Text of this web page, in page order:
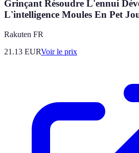
Grinçant Résoudre L'ennui
L'intelligence Moules En Pet
Rakuten FR
21.13 EURVoir le prix